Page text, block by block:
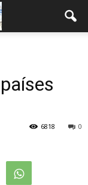
0
6818